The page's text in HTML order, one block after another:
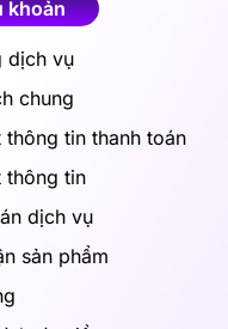
khoản
dịch vụ
chung
tin thanh toán
thông tin
dịch vụ
sản phẩm